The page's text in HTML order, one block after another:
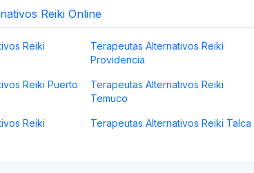
Reiki Online
Reiki
Terapeutas Alternativos Reiki
Providencia
Reiki Puerto
Terapeutas Alternativos Reiki
Temuco
Reiki
Terapeutas Alternativos Reiki Talca